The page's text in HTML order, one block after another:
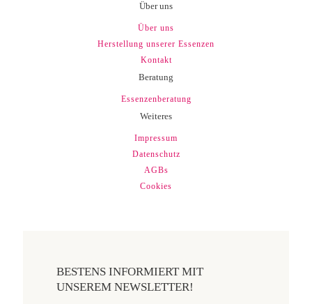
Über uns
Über uns
Herstellung unserer Essenzen
Kontakt
Beratung
Essenzenberatung
Weiteres
Impressum
Datenschutz
AGBs
Cookies
BESTENS INFORMIERT MIT
UNSEREM NEWSLETTER!